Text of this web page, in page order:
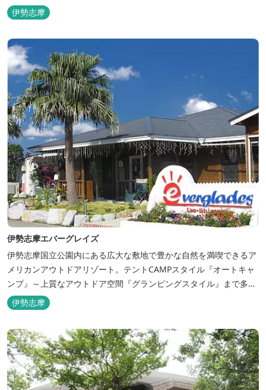
伊勢志摩
伊勢志摩エバーグレイズ
伊勢志摩国立公園内にある広大な敷地で豊かな自然を満喫できるア
メリカンアウトドアリゾート。テントCAMPスタイル『オートキャ
ンプ』～上質なアウトドア空間『グランピングスタイル』まで多彩
な宿泊スタイルを体験できます。 場内ではキッズイベント＆アクテ
ィビティーが人気！365日開催のアメリカンカルチャーを取り入れ
たキッズイベント、カナディアンカヌー、ペダルボート、ファンサ
イクルなど豊富なアクティビ...
伊勢志摩